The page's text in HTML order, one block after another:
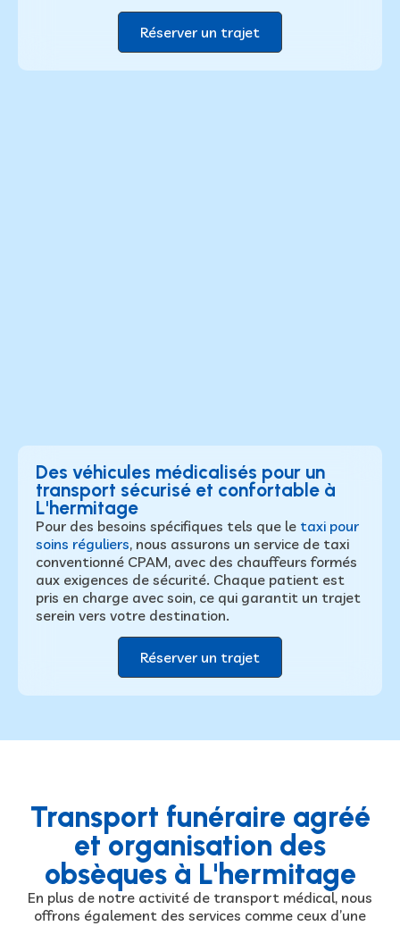
Réserver un trajet
Des véhicules médicalisés pour un
transport sécurisé et confortable à
L'hermitage
Pour des besoins spécifiques tels que le taxi pour
soins réguliers, nous assurons un service de taxi
conventionné CPAM, avec des chauffeurs formés
aux exigences de sécurité. Chaque patient est
pris en charge avec soin, ce qui garantit un trajet
serein vers votre destination.
Réserver un trajet
Transport funéraire agréé
et organisation des
obsèques à L'hermitage
En plus de notre activité de transport médical, nous
offrons également des services comme ceux d’une